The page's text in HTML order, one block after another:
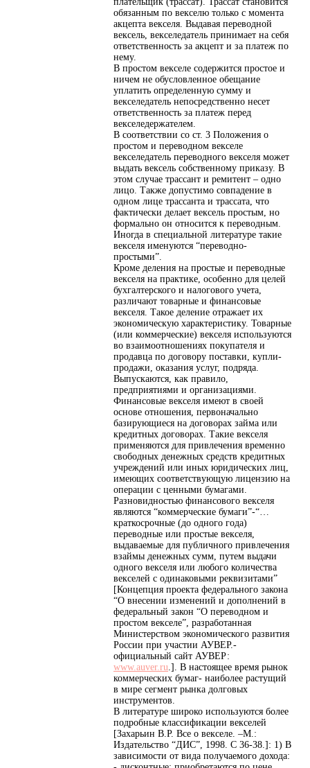
обязанным по векселю только с момента
акцепта векселя. Выдавая переводной
вексель, векселедатель принимает на себя
ответственность за акцепт и за платеж по
нему.
В простом векселе содержится простое и
ничем не обусловленное обещание
уплатить определенную сумму и
векселедатель непосредственно несет
ответственность за платеж перед
векселедержателем.
В соответствии со ст. 3 Положения о
простом и переводном векселе
векселедатель переводного векселя может
выдать вексель собственному приказу. В
этом случае трассант и ремитент – одно
лицо. Также допустимо совпадение в
одном лице трассанта и трассата, что
фактически делает вексель простым, но
формально он относится к переводным.
Иногда в специальной литературе такие
векселя именуются “переводно-
простыми”.
Кроме деления на простые и переводные
векселя на практике, особенно для целей
бухгалтерского и налогового учета,
различают товарные и финансовые
векселя. Такое деление отражает их
экономическую характеристику. Товарные
(или коммерческие) векселя используются
во взаимоотношениях покупателя и
продавца по договору поставки, купли-
продажи, оказания услуг, подряда.
Выпускаются, как правило,
предприятиями и организациями.
Финансовые векселя имеют в своей
основе отношения, первоначально
базирующиеся на договорах займа или
кредитных договорах. Такие векселя
применяются для привлечения временно
свободных денежных средств кредитных
учреждений или иных юридических лиц,
имеющих соответствующую лицензию на
операции с ценными бумагами.
Разновидностью финансового векселя
являются “коммерческие бумаги”-“…
краткосрочные (до одного года)
переводные или простые векселя,
выдаваемые для публичного привлечения
взаймы денежных сумм, путем выдачи
одного векселя или любого количества
векселей с одинаковыми реквизитами”
[Концепция проекта федерального закона
“О внесении изменений и дополнений в
федеральный закон “О переводном и
простом векселе”, разработанная
Министерством экономического развития
России при участии АУВЕР.-
официальный сайт АУВЕР:
www.auver.ru .]. В настоящее время рынок
коммерческих бумаг- наиболее растущий
в мире сегмент рынка долговых
инструментов.
В литературе широко используются более
подробные классификации векселей
[Захарьин В.Р. Все о векселе. –М.:
Издательство “ДИС”, 1998. С 36-38.]: 1) В
зависимости от вида получаемого дохода: